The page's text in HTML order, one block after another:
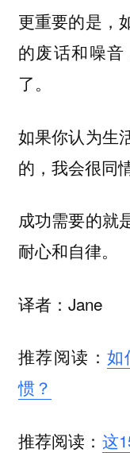
更重要的是，
的废话和噪
了。
如果你认为生
的，我会很同
成功需要的就
耐心和自律。
译者：Jane
推荐阅读：如
惯？
推荐阅读： 这